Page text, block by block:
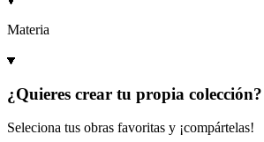
Materia
¿Quieres crear tu propia colección?
Seleciona tus obras favoritas y ¡compártelas!